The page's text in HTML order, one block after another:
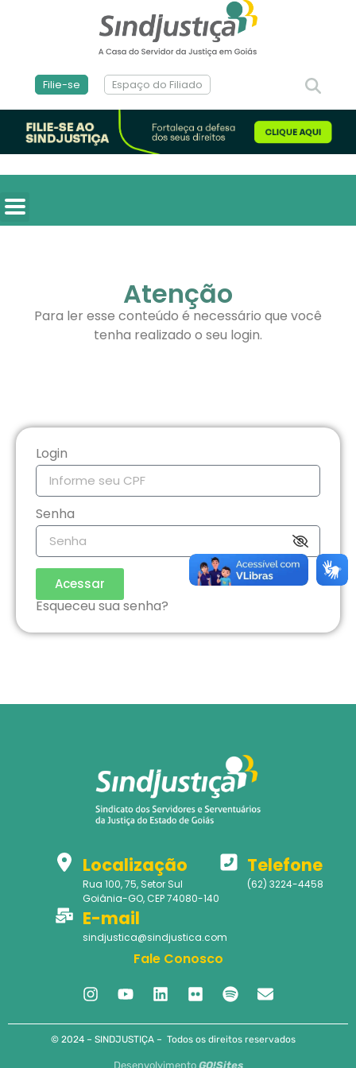
Filie-se Espaço do Filiado
Atenção
Para ler esse conteúdo é necessário que você
tenha realizado o seu login.
Login
Senha
Acessar
Esqueceu sua senha?
Localização
Rua 100, 75, Setor Sul
Goiânia-GO, CEP 74080-140
Telefone
(62) 3224-4458
E-mail
sindjustica@sindjustica.com
Fale Conosco
© 2024 – SINDJUSTIÇA – Todos os direitos reservados
Desenvolvimento GO!Sites